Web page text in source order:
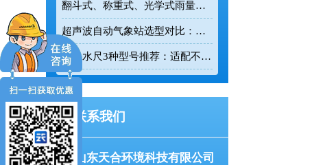
翻斗式、称重式、光学式雨量计精度大横评：哪种雨量计测量最准？
超声波自动气象站选型对比：云境天合 TH-CQX6 与天蔚 TW-CQX5 推荐
电子水尺3种型号推荐：适配不同水深监测场景
联系我们
山东天合环境科技有限公司